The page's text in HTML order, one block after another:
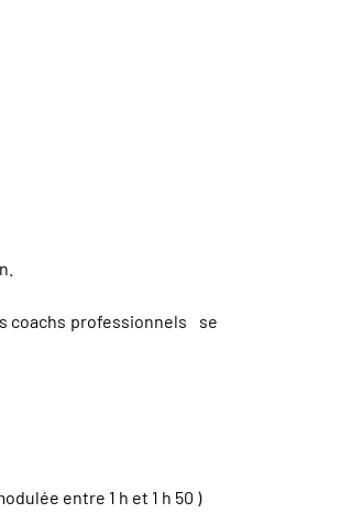
coachs professionnels se
entre 1 h et 1 h 50 )